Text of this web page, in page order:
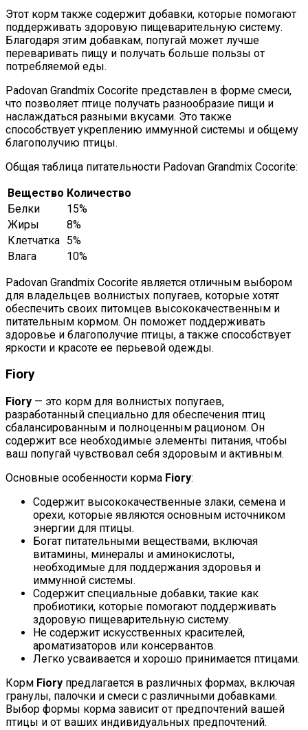
Этот корм также содержит добавки, которые помогают
поддерживать здоровую пищеварительную систему.
Благодаря этим добавкам, попугай может лучше
переваривать пищу и получать больше пользы от
потребляемой еды.
Padovan Grandmix Cocorite представлен в форме смеси,
что позволяет птице получать разнообразие пищи и
наслаждаться разными вкусами. Это также
способствует укреплению иммунной системы и общему
благополучию птицы.
Общая таблица питательности Padovan Grandmix Cocorite:
Вещество Количество
Белки
15%
Жиры
8%
Клетчатка 5%
Влага
10%
Padovan Grandmix Cocorite является отличным выбором
для владельцев волнистых попугаев, которые хотят
обеспечить своих питомцев высококачественным и
питательным кормом. Он поможет поддерживать
здоровье и благополучие птицы, а также способствует
яркости и красоте ее перьевой одежды.
Fiory
Fiory — это корм для волнистых попугаев,
разработанный специально для обеспечения птиц
сбалансированным и полноценным рационом. Он
содержит все необходимые элементы питания, чтобы
ваш попугай чувствовал себя здоровым и активным.
Основные особенности корма Fiory:
Содержит высококачественные злаки, семена и
орехи, которые являются основным источником
энергии для птицы.
Богат питательными веществами, включая
витамины, минералы и аминокислоты,
необходимые для поддержания здоровья и
иммунной системы.
Содержит специальные добавки, такие как
пробиотики, которые помогают поддерживать
здоровую пищеварительную систему.
Не содержит искусственных красителей,
ароматизаторов или консервантов.
Легко усваивается и хорошо принимается птицами.
Корм Fiory предлагается в различных формах, включая
гранулы, палочки и смеси с различными добавками.
Выбор формы корма зависит от предпочтений вашей
птицы и от ваших индивидуальных предпочтений.